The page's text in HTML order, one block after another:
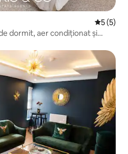
Scor
5 (5)
dormit, aer condiționat și